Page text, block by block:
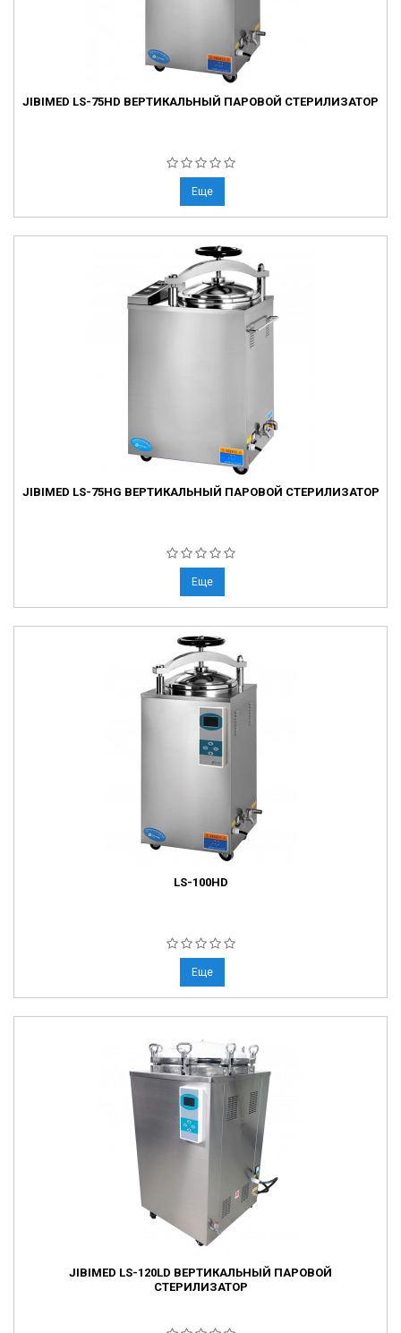
JIBIMED LS-75HD ВЕРТИКАЛЬНЫЙ ПАРОВОЙ СТЕРИЛИЗАТОР
Еще
JIBIMED LS-75HG ВЕРТИКАЛЬНЫЙ ПАРОВОЙ СТЕРИЛИЗАТОР
Еще
LS-100HD
Еще
JIBIMED LS-120LD ВЕРТИКАЛЬНЫЙ ПАРОВОЙ
СТЕРИЛИЗАТОР